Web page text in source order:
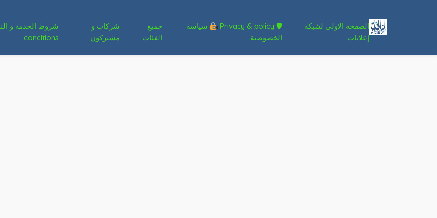
الصفحة الاولى لشبكة
إعلانات
🛡 Privacy & policy
سياسة
الخصوصية
جميع
الفئات
شركات و
مشتركون
conditions